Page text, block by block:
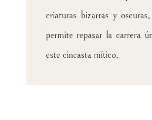
criaturas bizarras y
permite repasar la carrera
este cineasta mítico.